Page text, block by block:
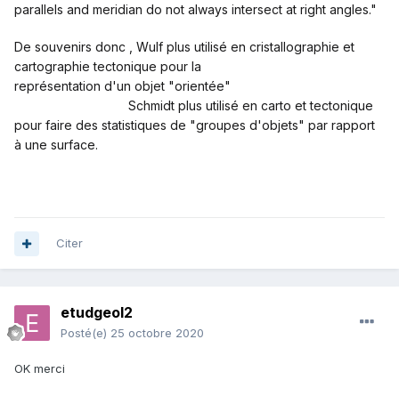
parallels and meridian do not always intersect at right angles."
De souvenirs donc , Wulf plus utilisé en cristallographie et
cartographie tectonique pour la
représentation d'un objet "orientée"
Schmidt plus utilisé en carto et tectonique
pour faire des statistiques de "groupes d'objets" par rapport
à une surface.
Citer
etudgeol2
Posté(e) 25 octobre 2020
OK merci